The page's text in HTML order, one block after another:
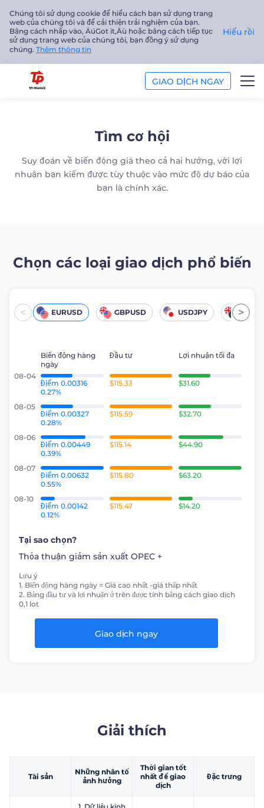
Chúng tôi sử dụng cookie để hiểu cách bạn sử dụng trang
web của chúng tôi và để cải thiện trải nghiệm của bạn.
Bằng cách nhấp vào‚ ÄúGot it‚Äù hoặc bằng cách tiếp tục
sử dụng trang web của chúng tôi, bạn đồng ý sử dụng
chúng. Thêm thông tin
Hiểu rồi
GIAO DỊCH NGAY
PHÂN TÍCH
Tiếng Việt
Tìm cơ hội
Suy đoán về biến động giá theo cả hai hướng, với lợi
nhuận bạn kiếm được tùy thuộc vào mức độ dự báo của
bạn là chính xác.
Chọn các loại giao dịch phổ biến
< EURUSD GBPUSD USDJPY UKOil
>
Biến động hàng
ngày
Đầu tư Lợi nhuận tối đa
08-04
Điểm 0.00316
0.27%
$115.33 $31.60
08-05
Điểm 0.00327
0.28%
$115.59 $32.70
08-06
Điểm 0.00449
0.39%
$115.14 $44.90
08-07
Điểm 0.00632
0.55%
$115.80 $63.20
08-10
Điểm 0.00142
0.12%
$115.47 $14.20
Tại sao chọn?
Thỏa thuận giảm sản xuất OPEC +
Lưu ý
1. Biến động hàng ngày = Giá cao nhất -giá thấp nhất
2. Bảng đầu tư và lợi nhuận ở trên được tính bằng cách giao dịch
0,1 lot
Giao dịch ngay
Giải thích
Tài sản
Những nhân tố
ảnh hưởng
Thời gian tốt
nhất để giao
dịch
Đặc trưng